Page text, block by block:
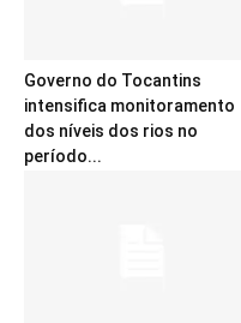
Governo do Tocantins
intensifica monitoramento
dos níveis dos rios no
período...